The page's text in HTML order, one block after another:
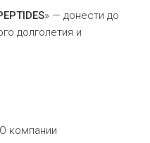
» — донести до
долголетия и
О компании